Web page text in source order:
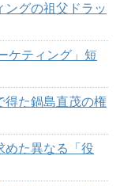
グの祖父ドラッ
ケティング」短
得た鍋島直茂の権
めた異なる「役